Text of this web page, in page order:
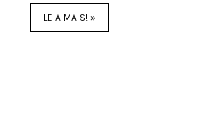
LEIA MAIS! »